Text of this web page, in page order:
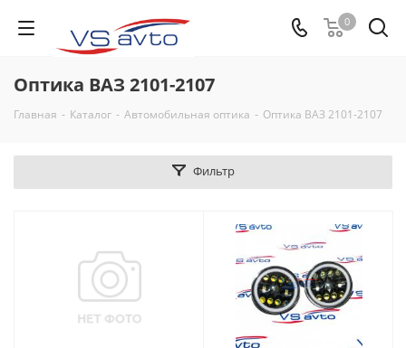
0
Оптика ВАЗ 2101-2107
Главная - Каталог - Автомобильная оптика - Оптика ВАЗ 2101-2107
Фильтр